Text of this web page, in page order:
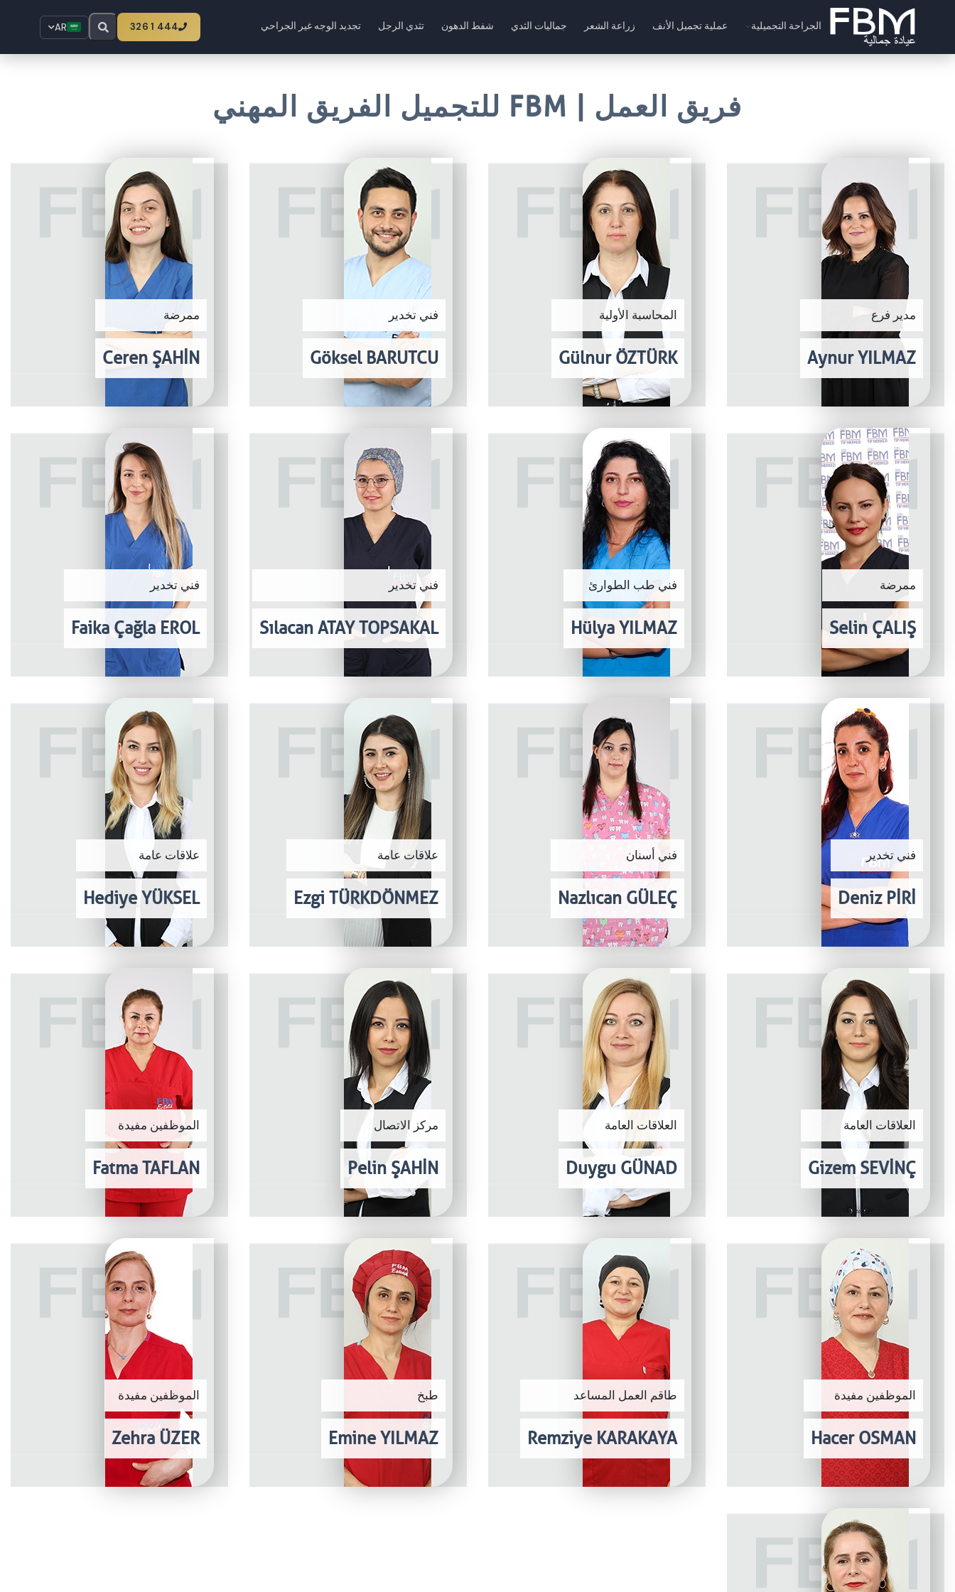
الجراحة التجميلية عملية تجميل الأنف زراعة الشعر جماليات الثدي شفط الدهون تثدي الرجل تجديد الوجه غير الجراحي 444 1 326
AR
فريق العمل | FBM للتجميل الفريق المهني
فريق العمل | FBM للتجميل الفريق المهني
مدير فرع
Aynur YILMAZ
المحاسبة الأولية
Gülnur ÖZTÜRK
فني تخدير
Göksel BARUTCU
ممرضة
Ceren ŞAHİN
ممرضة
Selin ÇALIŞ
فني طب الطوارئ
Hülya YILMAZ
فني تخدير
Sılacan ATAY TOPSAKAL
فني تخدير
Faika Çağla EROL
فني تخدير
Deniz PİRİ
فني أسنان
Nazlıcan GÜLEÇ
علاقات عامة
Ezgi TÜRKDÖNMEZ
علاقات عامة
Hediye YÜKSEL
العلاقات العامة
Gizem SEVİNÇ
العلاقات العامة
Duygu GÜNAD
مركز الاتصال
Pelin ŞAHİN
الموظفين مفيدة
Fatma TAFLAN
الموظفين مفيدة
Hacer OSMAN
طاقم العمل المساعد
Remziye KARAKAYA
طبخ
Emine YILMAZ
الموظفين مفيدة
Zehra ÜZER